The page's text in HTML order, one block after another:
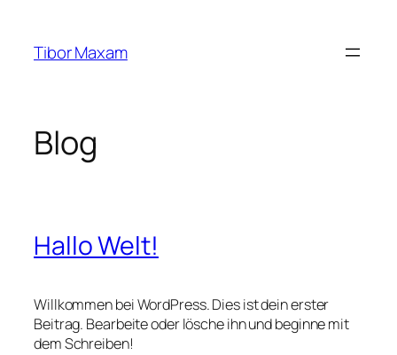
springen
Tibor Maxam
Blog
Hallo Welt!
Willkommen bei WordPress. Dies ist dein erster
Beitrag. Bearbeite oder lösche ihn und beginne mit
dem Schreiben!